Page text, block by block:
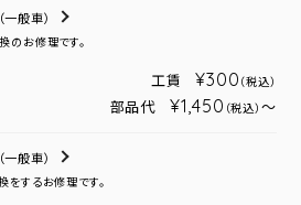
（一般車）
のお修理です。
工賃 ¥300 （税込）
部品代 ¥1,450 （税込） ～
（一般車）
をするお修理です。